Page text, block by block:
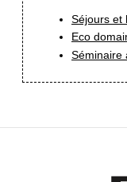
Séjours et
Eco
Séminaire